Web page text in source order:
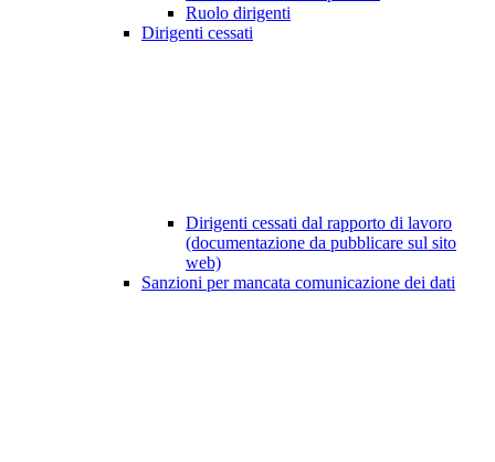
Ruolo dirigenti
Dirigenti cessati
Dirigenti cessati dal rapporto di lavoro
(documentazione da pubblicare sul sito
web)
Sanzioni per mancata comunicazione dei dati